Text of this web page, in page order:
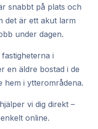
snabbt på plats och
det är ett akut larm
under dagen.
i
en äldre bostad i de
hem i ytterområdena.
vi dig direkt –
online.